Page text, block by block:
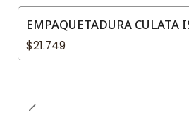
EMPAQUETADURA
$21.749